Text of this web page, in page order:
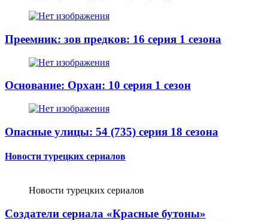
Преемник: зов предков: 16 серия 1 сезона
Основание: Орхан: 10 серия 1 сезон
Опасные улицы: 54 (735) серия 18 сезона
Новости турецких сериалов
Новости турецких сериалов
Создатели сериала «Красные бутоны»